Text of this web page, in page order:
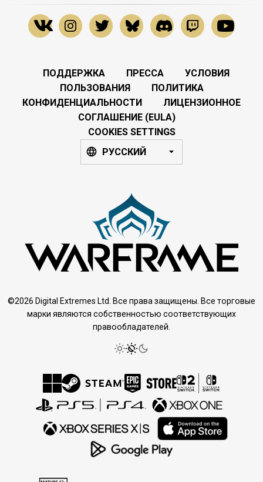
ПОДДЕРЖКА ПРЕССА
УСЛОВИЯ
ПОЛЬЗОВАНИЯ
ПОЛИТИКА
КОНФИДЕНЦИАЛЬНОСТИ
ЛИЦЕНЗИОННОЕ
СОГЛАШЕНИЕ (EULA)
COOKIES SETTINGS
РУССКИЙ
©2026 Digital Extremes Ltd. Все права защищены. Все торговые
марки являются собственностью соответствующих
правообладателей.